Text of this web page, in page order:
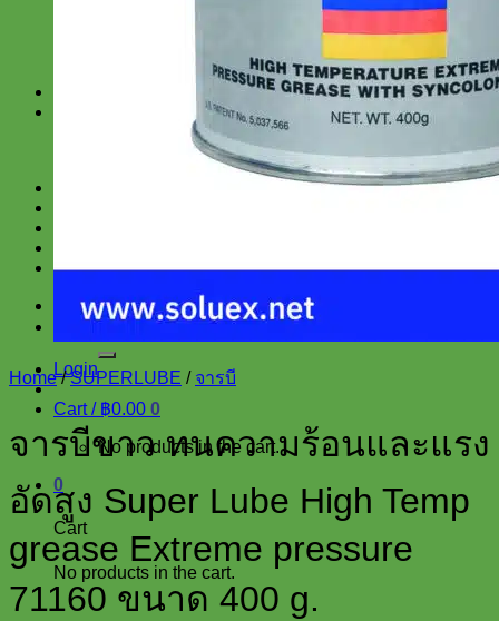
บทความ และ ข่าวสาร
ติดต่อสำหรับซื้อเป็นจำนวนมาก
Search
for:
Login
Cart / ฿0.00 0
No products in the cart.
0
Cart
No products in the cart.
Home / SUPERLUBE / จารบี
จารบีขาว ทนความร้อนและแรง
อัดสูง Super Lube High Temp
grease Extreme pressure
71160 ขนาด 400 g.